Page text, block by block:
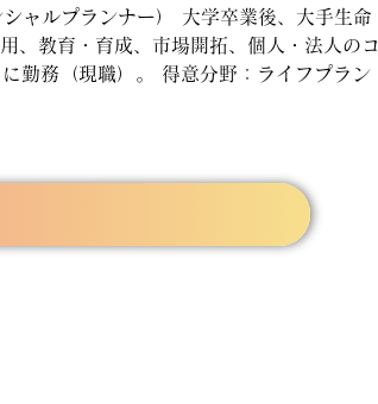
ャルプランナー） 大学卒業後、大手生命
、教育・育成、市場開拓、個人・法人のコ
勤務（現職）。 得意分野：ライフプラン